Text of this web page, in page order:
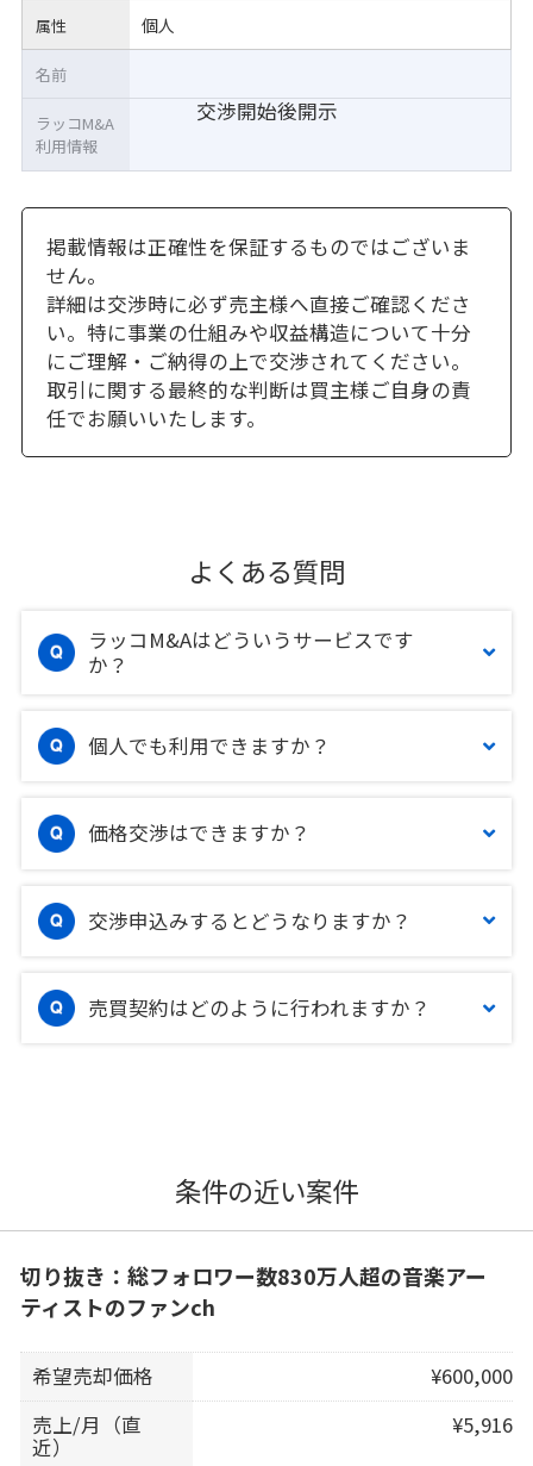
属性 個人
交渉開始後開示
名前
ラッコM&A
利用情報
掲載情報は正確性を保証するものではございま
せん。
詳細は交渉時に必ず売主様へ直接ご確認くださ
い。特に事業の仕組みや収益構造について十分
にご理解・ご納得の上で交渉されてください。
取引に関する最終的な判断は買主様ご自身の責
任でお願いいたします。
よくある質問
ラッコM&Aはどういうサービスです
か？
個人でも利用できますか？
価格交渉はできますか？
交渉申込みするとどうなりますか？
売買契約はどのように行われますか？
条件の近い案件
切り抜き：総フォロワー数830万人超の音楽アー
ティストのファンch
希望売却価格
¥600,000
売上/月（直
近）
¥5,916